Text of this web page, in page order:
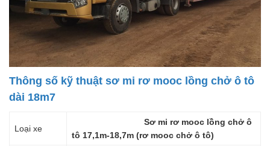
Thông số kỹ thuật sơ mi rơ mooc lồng chở ô tô
dài 18m7
Loại xe
Sơ mi rơ mooc lồng chở ô
tô 17,1m-18,7m (rơ mooc chở ô tô)